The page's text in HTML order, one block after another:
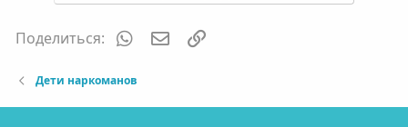
Поделиться: WhatsAppЭлектронная почта
Дети наркоманов